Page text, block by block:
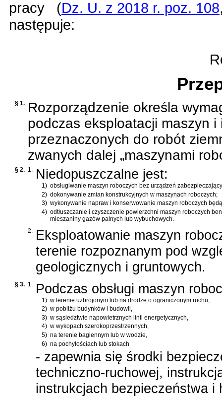
pracy
(Dz. U. z 2018 r. poz. 108
następuje:
§ 1. Rozporządzenie określa
podczas eksploatacji maszyn
przeznaczonych do robót
zwanych dalej „maszynami
§ 2. 1. Niedopuszczalne jest:
1) obsługiwanie maszyn roboczych bez urządzeń
2) dokonywanie zmian konstrukcyjnych w maszynach roboczych;
3) wykonywanie napraw i konserwowanie maszyn roboczych
4) odtłuszczanie i czyszczenie powierzchni maszyn roboczych
mieszaniny gazów palnych lub wybuchowych.
2.
Eksploatowanie maszyn
terenie rozpoznanym pod
geologicznych i gruntowych.
§ 3. 1. Podczas obsługi maszyn
1) w terenie uzbrojonym lub na drodze o ograniczonym ruchu,
2) w pobliżu budynków i budowli,
3) w sąsiedztwie napowietrznych linii energetycznych,
4) w wykopach szerokoprzestrzennych,
5) na terenie bagiennym lub w wodzie,
6) na pochyłościach lub stokach
- zapewnia się środki
techniczno-ruchowej,
instrukcjach bezpieczeństwa i